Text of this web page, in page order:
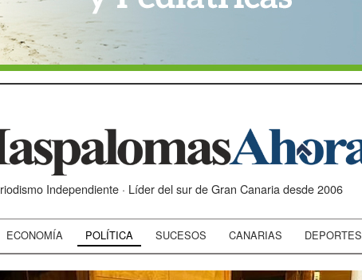
Independiente · Líder del sur de Gran Canaria desde 2006
ECONOMÍA POLÍTICA SUCESOS CANARIAS DEPORTES